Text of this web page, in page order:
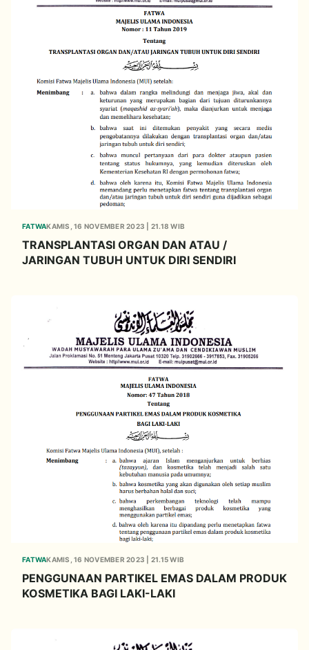
FATWAKAMIS, 16 NOVEMBER 2023 | 21.18 WIB
TRANSPLANTASI ORGAN DAN ATAU /
JARINGAN TUBUH UNTUK DIRI SENDIRI
FATWAKAMIS, 16 NOVEMBER 2023 | 21.15 WIB
PENGGUNAAN PARTIKEL EMAS DALAM PRODUK
KOSMETIKA BAGI LAKI-LAKI